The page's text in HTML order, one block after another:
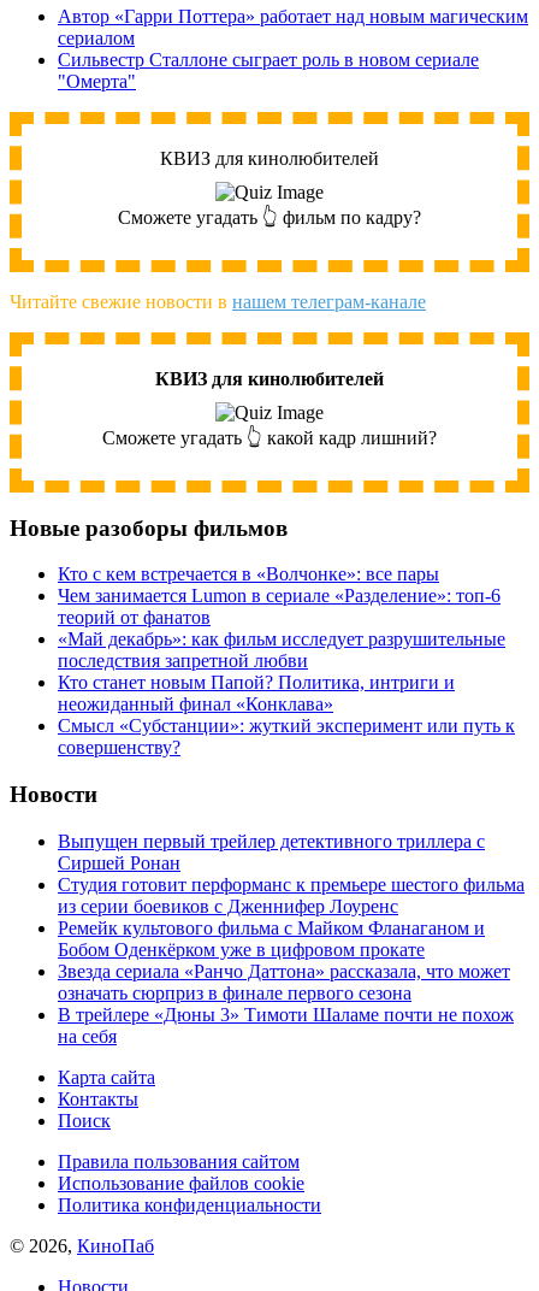
Автор «Гарри Поттера» работает над новым магическим
сериалом
Сильвестр Сталлоне сыграет роль в новом сериале
"Омерта"
КВИЗ для кинолюбителей
Сможете угадать 👆 фильм по кадру?
Читайте свежие новости в нашем телеграм-канале
КВИЗ для кинолюбителей
Сможете угадать 👆 какой кадр лишний?
Новые разоборы фильмов
Кто с кем встречается в «Волчонке»: все пары
Чем занимается Lumon в сериале «Разделение»: топ-6
теорий от фанатов
«Май декабрь»: как фильм исследует разрушительные
последствия запретной любви
Кто станет новым Папой? Политика, интриги и
неожиданный финал «Конклава»
Cмысл «Субстанции»: жуткий эксперимент или путь к
совершенству?
Новости
Выпущен первый трейлер детективного триллера с
Сиршей Ронан
Студия готовит перформанс к премьере шестого фильма
из серии боевиков с Дженнифер Лоуренс
Ремейк культового фильма с Майком Фланаганом и
Бобом Оденкёрком уже в цифровом прокате
Звезда сериала «Ранчо Даттона» рассказала, что может
означать сюрприз в финале первого сезона
В трейлере «Дюны 3» Тимоти Шаламе почти не похож
на себя
Карта сайта
Контакты
Поиск
Правила пользования сайтом
Использование файлов cookie
Политика конфиденциальности
© 2026, КиноПаб
Новости